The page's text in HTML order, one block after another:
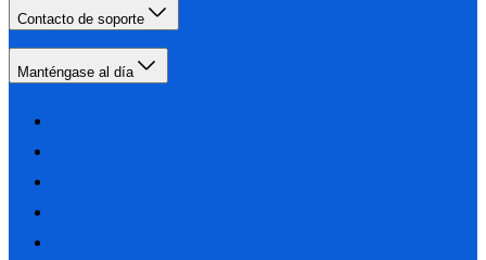
Contacto de soporte
Manténgase al día